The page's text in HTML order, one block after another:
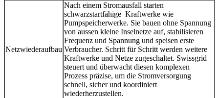
Netzwiederaufbau
Nach einem Stromausfall starten
schwarzstartfähige Kraftwerke wie
Pumpspeicherwerke. Sie bauen ohne Spannung
von aussen kleine Inselnetze auf, stabilisieren
Frequenz und Spannung und speisen erste
Verbraucher. Schritt für Schritt werden weitere
Kraftwerke und Netze zugeschaltet. Swissgrid
steuert und überwacht diesen komplexen
Prozess präzise, um die Stromversorgung
schnell, sicher und koordiniert
wiederherzustellen.